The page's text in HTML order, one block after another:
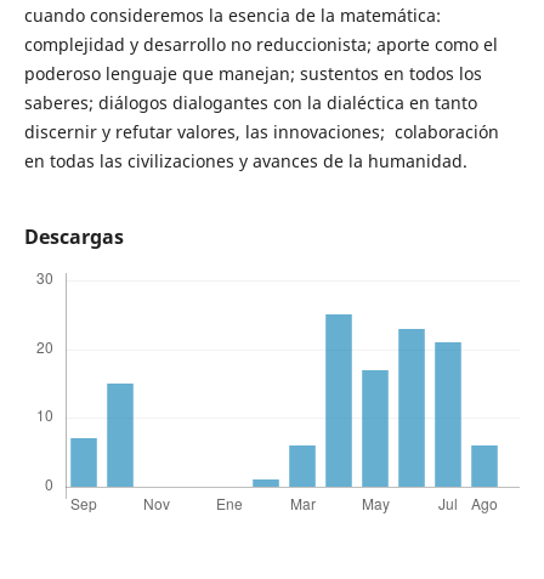
cuando consideremos la esencia de la matemática:
complejidad y desarrollo no reduccionista; aporte como el
poderoso lenguaje que manejan; sustentos en todos los
saberes; diálogos dialogantes con la dialéctica en tanto
discernir y refutar valores, las innovaciones; colaboración
en todas las civilizaciones y avances de la humanidad.
Descargas